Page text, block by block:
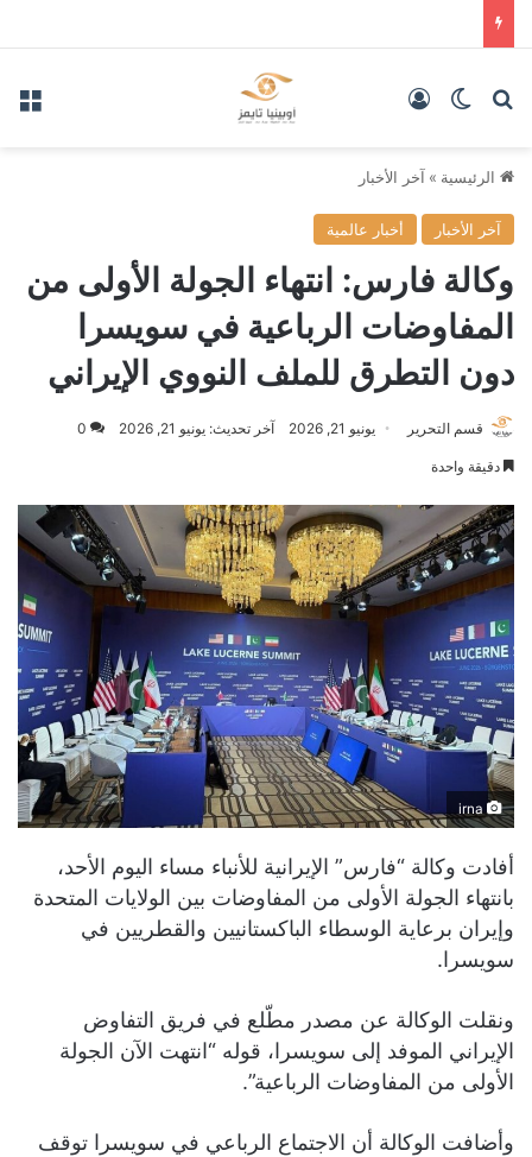
بحث عنالوضع المظلم
الرئيسية » آخر الأخبار
آخر الأخبار أخبار عالمية
وكالة فارس: انتهاء الجولة الأولى من
المفاوضات الرباعية في سويسرا
دون التطرق للملف النووي الإيراني
قسم التحرير يونيو 21, 2026 آخر تحديث: يونيو 21, 2026 0
دقيقة واحدة
أفادت وكالة “فارس” الإيرانية للأنباء مساء اليوم الأحد،
بانتهاء الجولة الأولى من المفاوضات بين الولايات المتحدة
وإيران برعاية الوسطاء الباكستانيين والقطريين في
سويسرا.
ونقلت الوكالة عن مصدر مطّلع في فريق التفاوض
الإيراني الموفد إلى سويسرا، قوله “انتهت الآن الجولة
الأولى من المفاوضات الرباعية”.
وأضافت الوكالة أن الاجتماع الرباعي في سويسرا توقف